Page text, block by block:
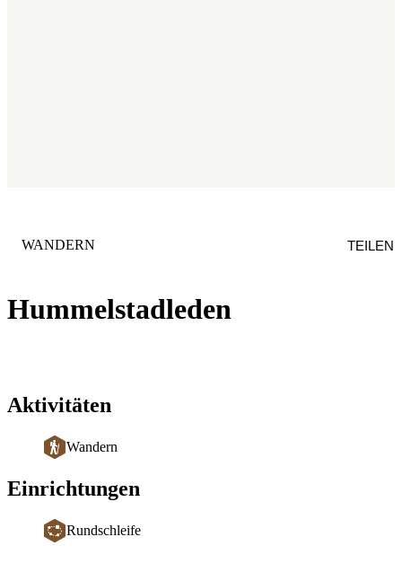
Hummelstadleden
KATEGORIE
WANDERN TEILEN
Aktivitäten
Wandern
Einrichtungen
Rundschleife